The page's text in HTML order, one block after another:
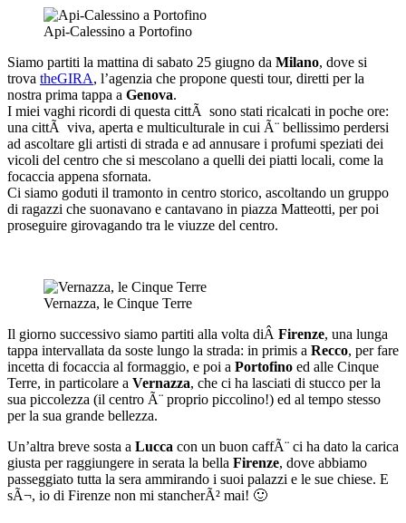
Api-Calessino a Portofino
Siamo partiti la mattina di sabato 25 giugno da Milano, dove si
trova theGIRA, l’agenzia che propone questi tour, diretti per la
nostra prima tappa a Genova.
I miei vaghi ricordi di questa cittÃ sono stati ricalcati in poche ore:
una cittÃ viva, aperta e multiculturale in cui Ã¨ bellissimo perdersi
ad ascoltare gli artisti di strada e ad annusare i profumi speziati dei
vicoli del centro che si mescolano a quelli dei piatti locali, come la
focaccia appena sfornata.
Ci siamo goduti il tramonto in centro storico, ascoltando un gruppo
di ragazzi che suonavano e cantavano in piazza Matteotti, per poi
proseguire girovagando tra le viuzze del centro.
Vernazza, le Cinque Terre
Il giorno successivo siamo partiti alla volta diÂ Firenze, una lunga
tappa intervallata da soste lungo la strada: in primis a Recco, per fare
incetta di focaccia al formaggio, e poi a Portofino ed alle Cinque
Terre, in particolare a Vernazza, che ci ha lasciati di stucco per la
sua piccolezza (il centro Ã¨ proprio piccolino!) ed al tempo stesso
per la sua grande bellezza.
Un’altra breve sosta a Lucca con un buon caffÃ¨ ci ha dato la carica
giusta per raggiungere in serata la bella Firenze, dove abbiamo
passeggiato tutta la sera ammirando i suoi palazzi e le sue chiese. E
sÃ¬, io di Firenze non mi stancherÃ² mai! 🙂